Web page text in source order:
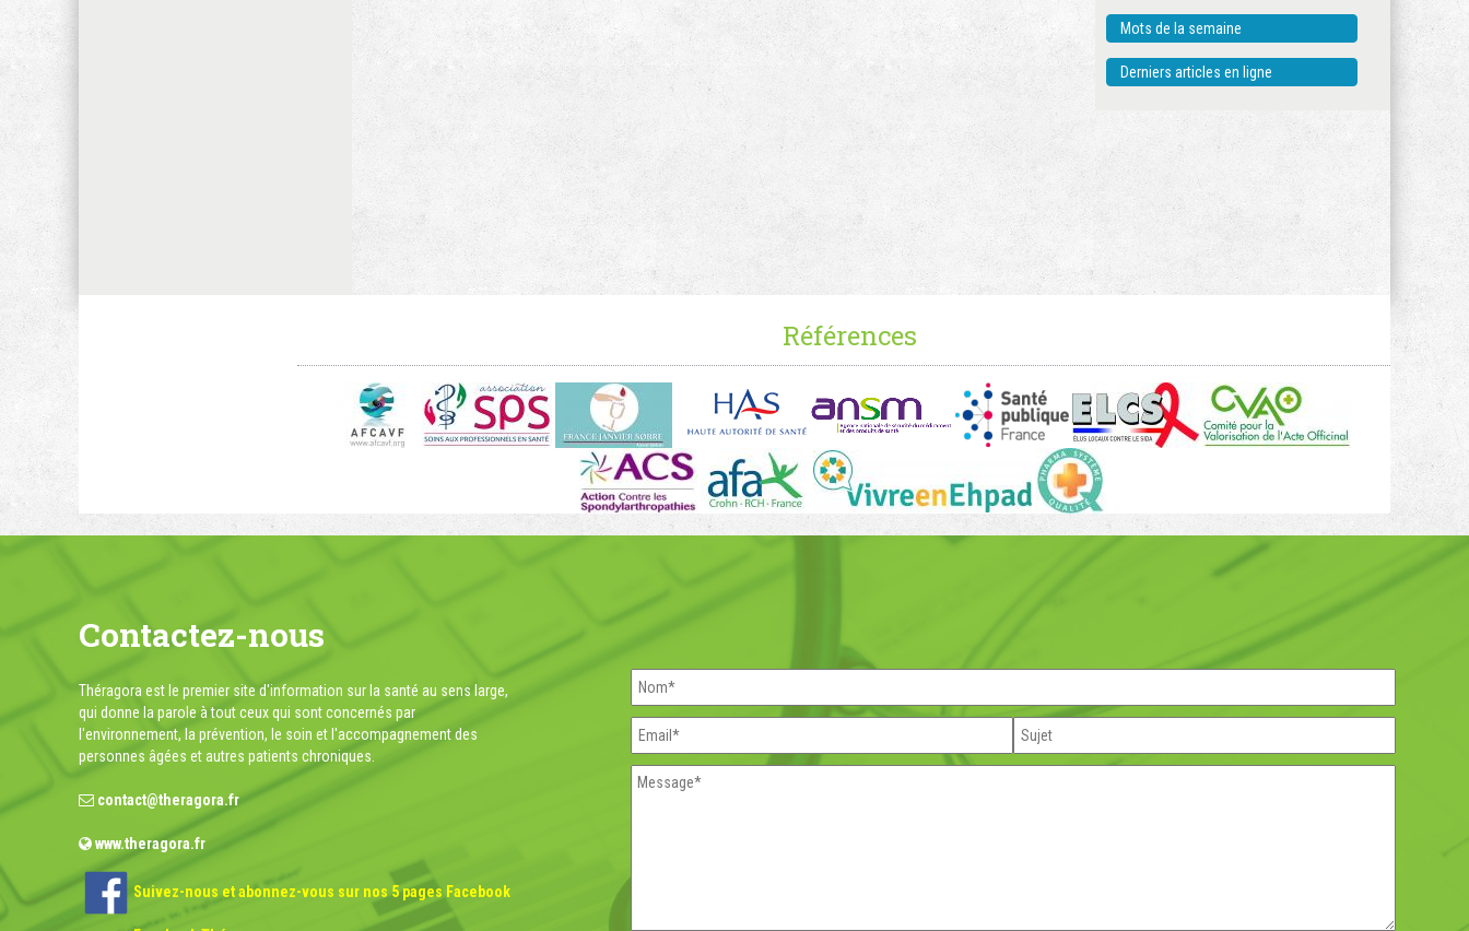
Mots de la semaine
Derniers articles en ligne
Références
Contactez-nous
Théragora est le premier site d'information sur la santé au sens large,
qui donne la parole à tout ceux qui sont concernés par
l'environnement, la prévention, le soin et l'accompagnement des
personnes âgées et autres patients chroniques.
contact@theragora.fr
www.theragora.fr
Suivez-nous et abonnez-vous sur nos 5 pages Facebook